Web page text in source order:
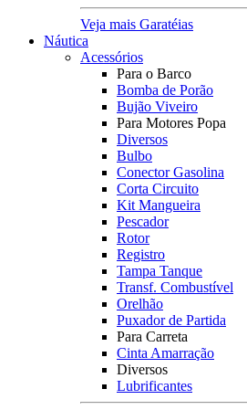
Veja mais Garatéias
Náutica
Acessórios
Para o Barco
Bomba de Porão
Bujão Viveiro
Para Motores Popa
Diversos
Bulbo
Conector Gasolina
Corta Circuito
Kit Mangueira
Pescador
Rotor
Registro
Tampa Tanque
Transf. Combustível
Orelhão
Puxador de Partida
Para Carreta
Cinta Amarração
Diversos
Lubrificantes